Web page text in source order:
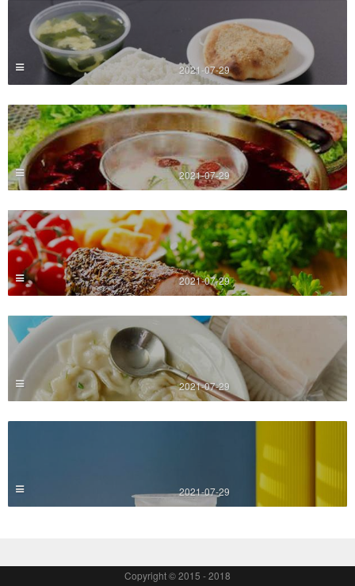
2021-07-29
2021-07-29
2021-07-29
2021-07-29
2021-07-29
Copyright © 2015 - 2018